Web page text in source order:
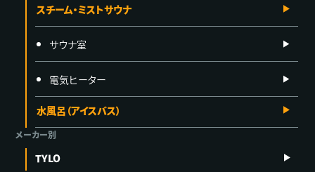
スチーム・ミストサウナ
サウナ室
電気ヒーター
水風呂（アイスバス）
メーカー別
TYLO